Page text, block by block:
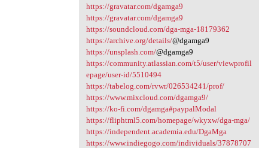
https://gravatar.com/dgamga9
https://gravatar.com/dgamga9
https://soundcloud.com/dga-mga-18179362
https://archive.org/details/@dgamga9
https://unsplash.com/@dgamga9
https://community.atlassian.com/t5/user/viewprofil
epage/user-id/5510494
https://tabelog.com/rvwr/026534241/prof/
https://www.mixcloud.com/dgamga9/
https://ko-fi.com/dgamga#paypalModal
https://fliphtml5.com/homepage/wkyxw/dga-mga/
https://independent.academia.edu/DgaMga
https://www.indiegogo.com/individuals/37878707